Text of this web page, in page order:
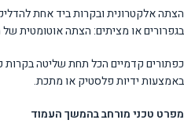
הצתה אלקטרונית ובקרות ביד אחת
בגפרורים או מציתים: הצתה אוטומטית של
כפתורים קדמיים הכל תחת שליטה בקרות
באמצעות ידיות פלסטיק או מתכת.
מפרט טכני מורחב בהמשך העמוד